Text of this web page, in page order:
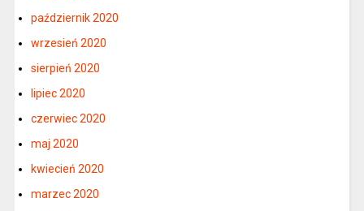
październik 2020
wrzesień 2020
sierpień 2020
lipiec 2020
czerwiec 2020
maj 2020
kwiecień 2020
marzec 2020